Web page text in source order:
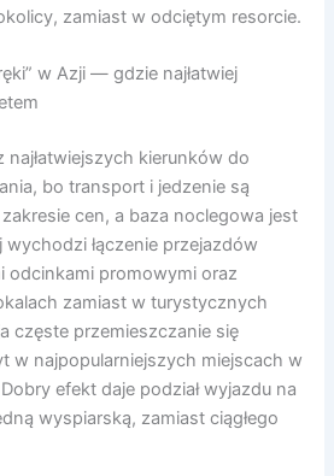
zamiast w odciętym resorcie.
w Azji — gdzie najłatwiej
najłatwiejszych kierunków do
bo transport i jedzenie są
cen, a baza noclegowa jest
łączenie przejazdów
odcinkami promowymi oraz
zamiast w turystycznych
częste przemieszczanie się
w najpopularniejszych miejscach w
efekt daje podział wyjazdu na
wyspiarską, zamiast ciągłego